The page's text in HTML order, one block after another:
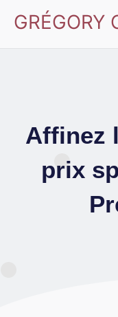
GRÉGORY
Affinez
prix